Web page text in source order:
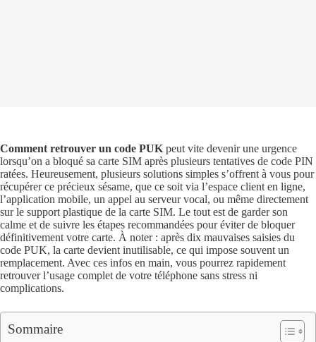
Comment retrouver un code PUK peut vite devenir une urgence
lorsqu’on a bloqué sa carte SIM après plusieurs tentatives de code PIN
ratées. Heureusement, plusieurs solutions simples s’offrent à vous pour
récupérer ce précieux sésame, que ce soit via l’espace client en ligne,
l’application mobile, un appel au serveur vocal, ou même directement
sur le support plastique de la carte SIM. Le tout est de garder son
calme et de suivre les étapes recommandées pour éviter de bloquer
définitivement votre carte. À noter : après dix mauvaises saisies du
code PUK, la carte devient inutilisable, ce qui impose souvent un
remplacement. Avec ces infos en main, vous pourrez rapidement
retrouver l’usage complet de votre téléphone sans stress ni
complications.
Sommaire